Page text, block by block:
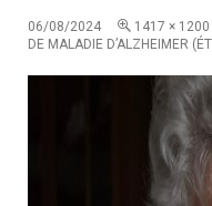
06/08/2024 1417 × 1200
DE MALADIE D’ALZHEIMER